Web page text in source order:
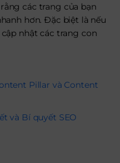
các trang của bạn
hơn. Đặc biệt là nếu
nhật các trang con
Pillar và Content
và Bí quyết SEO